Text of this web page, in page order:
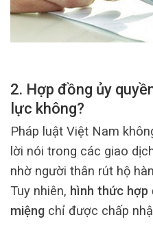
2. Hợp đồng ủy
lực không?
Pháp luật Việt Nam
lời nói trong các giao
nhờ người thân rút hộ
Tuy nhiên, hình thức hợp
miệng chỉ được chấp